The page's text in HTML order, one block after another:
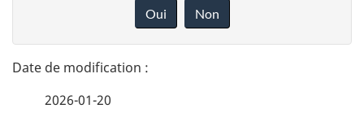
t
a
n
Oui Non
2026-01-20